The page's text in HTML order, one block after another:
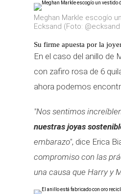
Meghan Markle escogío
Ecksand (Foto:
Su firme apuesta por la
En el caso del anillo de
con zafiro rosa de 6
ahora podemos
"Nos sentimos
nuestras joyas
embarazo", dice Erica
compromiso con las
una causa que Harry y